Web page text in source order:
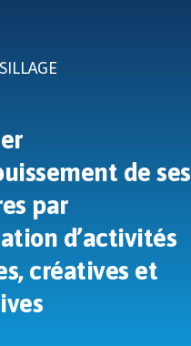
de ses
par
d’activités
créatives et